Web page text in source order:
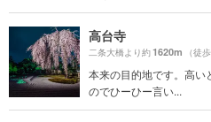
高台寺
二条大橋より約1620m （徒
本来の目的地です。高い
のでひーひー言い...